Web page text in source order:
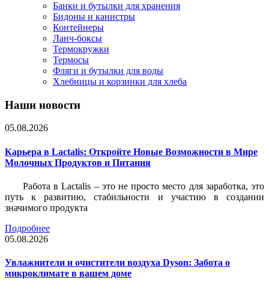
Банки и бутылки для хранения
Бидоны и канистры
Контейнеры
Ланч-боксы
Термокружки
Термосы
Фляги и бутылки для воды
Хлебницы и корзинки для хлеба
Наши новости
05.08.2026
Карьера в Lactalis: Откройте Новые Возможности в Мире
Молочных Продуктов и Питания
Работа в Lactalis – это не просто место для заработка, это
путь к развитию, стабильности и участию в создании
значимого продукта
Подробнее
05.08.2026
Увлажнители и очистители воздуха Dyson: Забота о
микроклимате в вашем доме